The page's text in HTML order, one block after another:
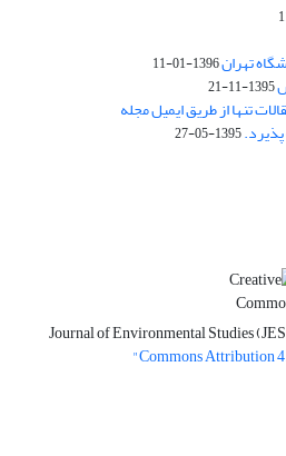
تهران1396-01-11
1395-11-21
تنها از طریق ایمیل مجله
1395-05-27
Journal of Environmental Studies
Commons Attribution